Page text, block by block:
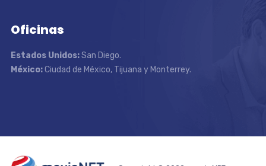
Oficinas
Estados Unidos:San Diego.
México:Ciudad de México, Tijuana y Monterrey.